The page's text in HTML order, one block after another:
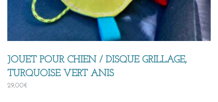
JOUET POUR CHIEN / DISQUE GRILLAGE,
TURQUOISE VERT ANIS
29,00€